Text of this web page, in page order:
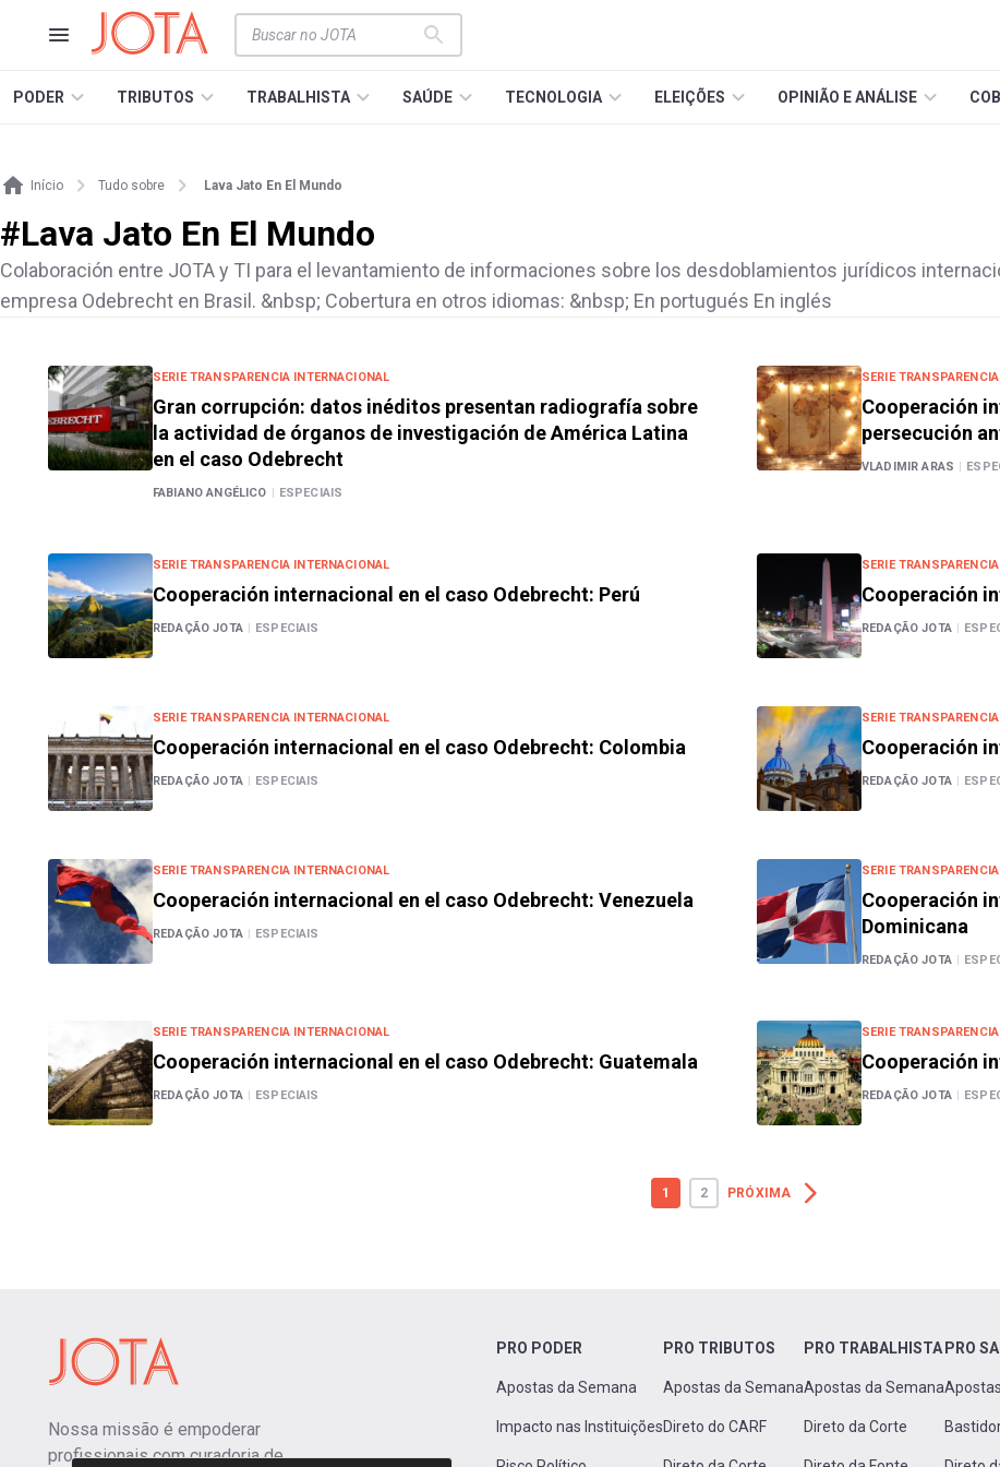
PODER TRIBUTOS TRABALHISTA SAÚDE TECNOLOGIA ELEIÇÕES OPINIÃO E ANÁLISE
Início Tudo sobre Lava Jato En El Mundo
#Lava Jato En El Mundo
Colaboración entre JOTA y TI para el levantamiento de informaciones sobre los desdoblamientos jurídicos
empresa Odebrecht en Brasil. &nbsp; Cobertura en otros idiomas: &nbsp; En portugués En inglés
SERIE TRANSPARENCIA INTERNACIONAL
Gran corrupción: datos inéditos presentan radiografía sobre
la actividad de órganos de investigación de América Latina
en el caso Odebrecht
FABIANO ANGÉLICO | ESPECIAIS
SERIE
Cooperación
persecución
VLADIMIR ARAS |
SERIE TRANSPARENCIA INTERNACIONAL
Cooperación internacional en el caso Odebrecht: Perú
REDAÇÃO JOTA | ESPECIAIS
SERIE
Cooperación
REDAÇÃO JOTA |
SERIE TRANSPARENCIA INTERNACIONAL
Cooperación internacional en el caso Odebrecht: Colombia
REDAÇÃO JOTA | ESPECIAIS
SERIE
Cooperación
REDAÇÃO JOTA |
SERIE TRANSPARENCIA INTERNACIONAL
Cooperación internacional en el caso Odebrecht: Venezuela
REDAÇÃO JOTA | ESPECIAIS
SERIE
Cooperación
Dominicana
REDAÇÃO JOTA |
SERIE TRANSPARENCIA INTERNACIONAL
Cooperación internacional en el caso Odebrecht: Guatemala
REDAÇÃO JOTA | ESPECIAIS
SERIE
Cooperación
REDAÇÃO JOTA |
1 2 PRÓXIMA
Nossa missão é empoderar
profissionais com curadoria de
PRO PODER
Apostas da Semana
Impacto nas Instituições
PRO TRIBUTOS
Apostas da Semana
Direto do CARF
PRO TRABALHISTA
Apostas da Semana
Direto da Corte
PRO